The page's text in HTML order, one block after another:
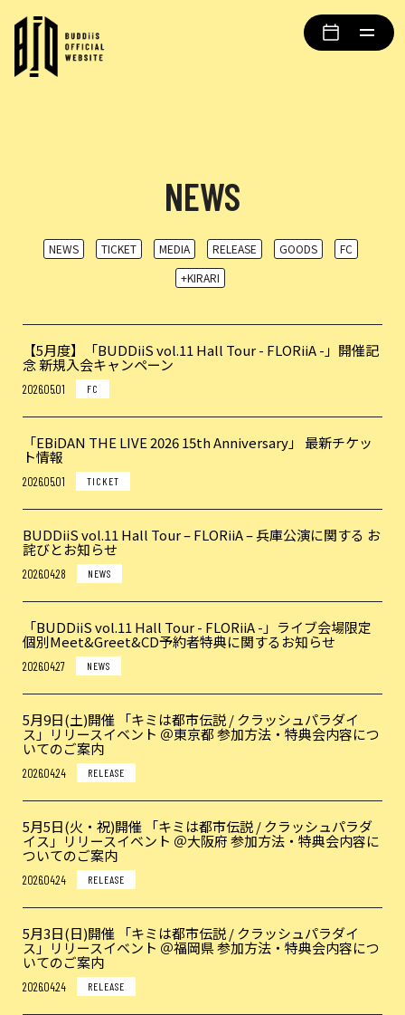
NEWS
NEWS TICKET MEDIA RELEASE GOODS
FC
+KIRARI
【5月度】「BUDDiiS vol.11 Hall Tour - FLORiiA -」開催記
念 新規入会キャンペーン
2026.05.01 FC
「EBiDAN THE LIVE 2026 15th Anniversary」 最新チケッ
ト情報
2026.05.01 TICKET
BUDDiiS vol.11 Hall Tour – FLORiiA – 兵庫公演に関する お
詫びとお知らせ
2026.04.28 NEWS
「BUDDiiS vol.11 Hall Tour - FLORiiA -」ライブ会場限定
個別Meet&Greet&CD予約者特典に関するお知らせ
2026.04.27 NEWS
5月9日(土)開催 「キミは都市伝説 / クラッシュパラダイ
ス」リリースイベント ＠東京都 参加方法・特典会内容につ
いてのご案内
2026.04.24 RELEASE
5月5日(火・祝)開催 「キミは都市伝説 / クラッシュパラダ
イス」リリースイベント ＠大阪府 参加方法・特典会内容に
ついてのご案内
2026.04.24 RELEASE
5月3日(日)開催 「キミは都市伝説 / クラッシュパラダイ
ス」リリースイベント ＠福岡県 参加方法・特典会内容につ
いてのご案内
2026.04.24 RELEASE